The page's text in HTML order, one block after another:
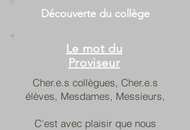
Découverte du collège
Le mot du
Proviseur
Cher.e.s collègues, Cher.e.s
élèves, Mesdames, Messieurs,
C'est avec plaisir que nous